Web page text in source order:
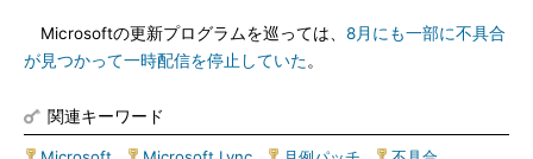
Microsoftの更新プログラムを巡っては、 8月にも一部に不具合
が見つかって一時配信を停止していた。
関連キーワード